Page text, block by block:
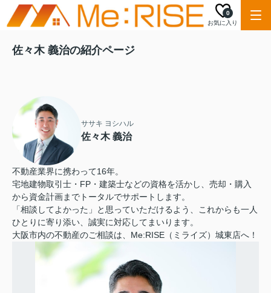
お気に入り
0
佐々木 義治の紹介ページ
ササキ ヨシハル
佐々木 義治
不動産業界に携わって16年。
宅地建物取引士・FP・建築士などの資格を活かし、売却・購入
から資金計画までトータルでサポートします。
「相談してよかった」と思っていただけるよう、これからも一人
ひとりに寄り添い、誠実に対応してまいります。
大阪市内の不動産のご相談は、Me:RISE（ミライズ）城東店へ！